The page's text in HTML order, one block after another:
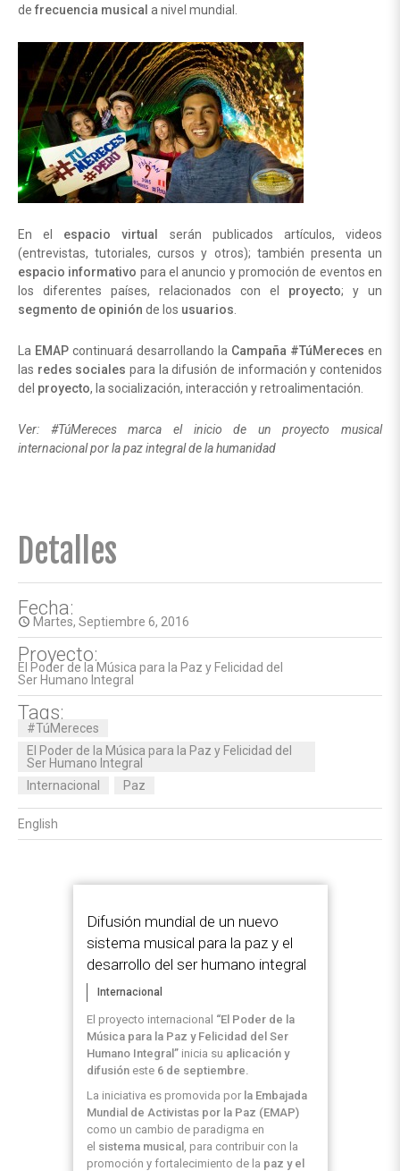
de frecuencia musical a nivel mundial.
En el espacio virtual serán publicados artículos, videos
(entrevistas, tutoriales, cursos y otros); también presenta un
espacio informativo para el anuncio y promoción de eventos en
los diferentes países, relacionados con el proyecto; y un
segmento de opinión de los usuarios
La EMAP continuará desarrollando la Campaña #TúMereces en
las redes sociales para la difusión de información y contenidos
del proyecto, la socialización, interacción y retroalimentación.
Ver: #TúMereces marca el inicio de un proyecto musical
internacional por la paz integral de la humanidad
Detalles
Fecha:
access_time Martes, Septiembre 6, 2016
Proyecto:
El Poder de la Música para la Paz y Felicidad del
Ser Humano Integral
Tags:
#TúMereces
El Poder de la Música para la Paz y Felicidad del
Ser Humano Integral
Internacional
Paz
English
Difusión mundial de un nuevo
sistema musical para la paz y el
desarrollo del ser humano integral
Internacional
El proyecto internacional “El Poder de la
Música para la Paz y Felicidad del Ser
Humano Integral” inicia su aplicación y
difusión este6 de septiembre.
La iniciativa es promovida por la Embajada
Mundial de Activistas por la Paz (EMAP)
como un cambio de paradigma en
el sistema musical
, para contribuir con la
promoción y fortalecimiento de la paz y el